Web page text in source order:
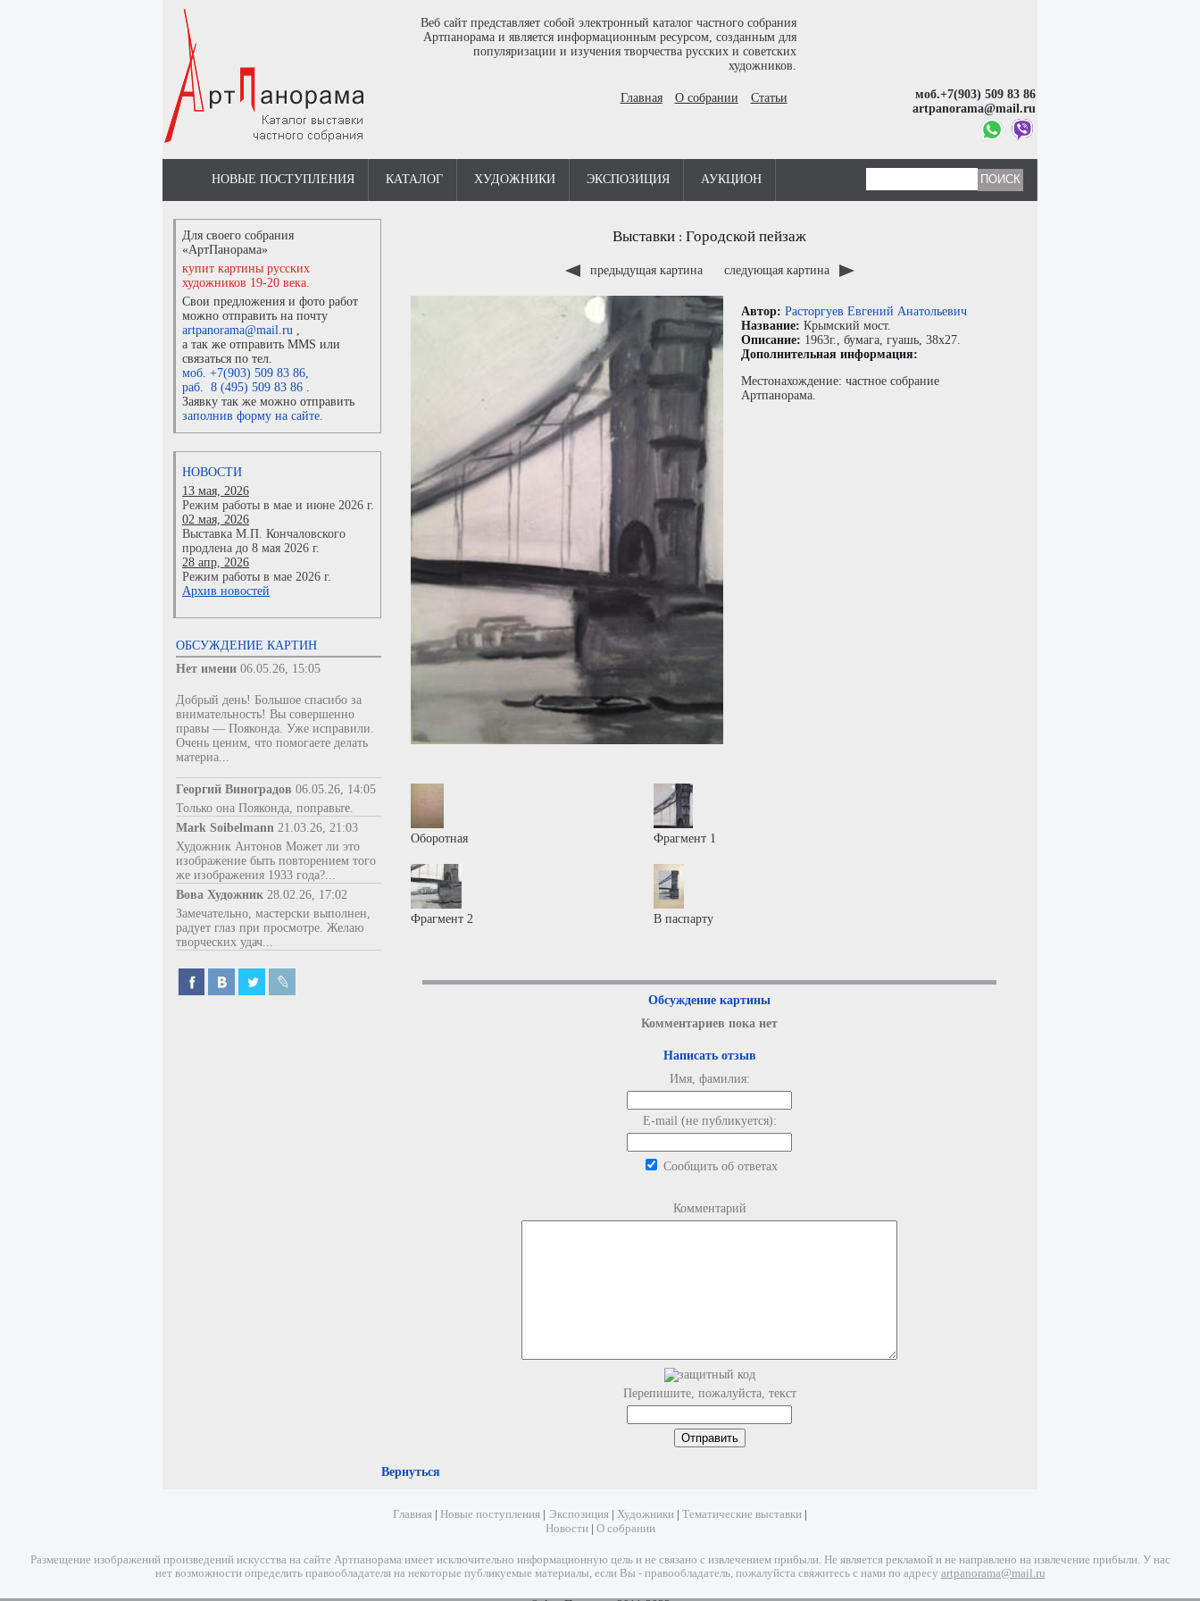
Веб сайт представляет собой электронный каталог частного собрания
Артпанорама и является информационным ресурсом, созданным для
популяризации и изучения творчества русских и советских
художников.
Главная О собрании Статьи
моб.+7(903) 509 83 86
artpanorama@mail.ru
НОВЫЕ ПОСТУПЛЕНИЯ КАТАЛОГ ХУДОЖНИКИ ЭКСПОЗИЦИЯ АУКЦИОН
Для своего собрания
«АртПанорама»
купит картины русских
художников 19-20 века.
Свои предложения и фото работ
можно отправить на почту
artpanorama@mail.ru ,
а так же отправить MMS или
связаться по тел.
моб. +7(903) 509 83 86,
раб. 8 (495) 509 83 86 .
Заявку так же можно отправить
заполнив форму на сайте.
НОВОСТИ
13 мая, 2026
Режим работы в мае и июне 2026 г.
02 мая, 2026
Выставка М.П. Кончаловского
продлена до 8 мая 2026 г.
28 апр, 2026
Режим работы в мае 2026 г.
Архив новостей
ОБСУЖДЕНИЕ КАРТИН
Нет имени 06.05.26, 15:05
Добрый день! Большое спасибо за
внимательность! Вы совершенно
правы — Пояконда. Уже исправили.
Очень ценим, что помогаете делать
материа...
Георгий Виноградов 06.05.26, 14:05
Только она Пояконда, поправьте.
Mark Soibelmann 21.03.26, 21:03
Художник Антонов Может ли это
изображение быть повторением того
же изображения 1933 года?...
Вова Художник 28.02.26, 17:02
Замечательно, мастерски выполнен,
радует глаз при просмотре. Желаю
творческих удач...
Выставки : Городской пейзаж
предыдущая картина следующая картина
Автор: Расторгуев Евгений Анатольевич
Название: Крымский мост.
Описание: 1963г., бумага, гуашь, 38x27.
Дополнительная информация:
Местонахождение: частное собрание
Артпанорама.
Оборотная Фрагмент 1
Фрагмент 2 В паспарту
Обсуждение картины
Комментариев пока нет
Написать отзыв
Имя, фамилия:
E-mail (не публикуется):
Сообщить об ответах
Комментарий
Перепишите, пожалуйста, текст
Вернуться
Главная Новые поступления Экспозиция Художники Тематические выставки
Новости| О собрании
Размещение изображений произведений искусства на сайте Артпанорама имеет исключительно информационную цель и не связано с извлечением прибыли. Не является рекламой и не направлено на извлечение прибыли. У нас
нет возможности определить правообладателя на некоторые публикуемые материалы, если Вы - правообладатель, пожалуйста свяжитесь с нами по адресу artpanorama@mail.ru